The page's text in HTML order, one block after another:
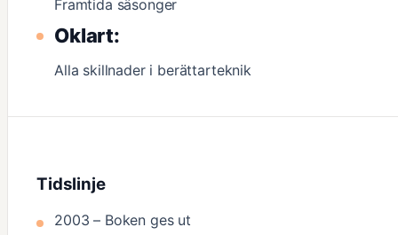
Framtida säsonger
Oklart:
Alla skillnader i berättarteknik
Tidslinje
2003 – Boken ges ut